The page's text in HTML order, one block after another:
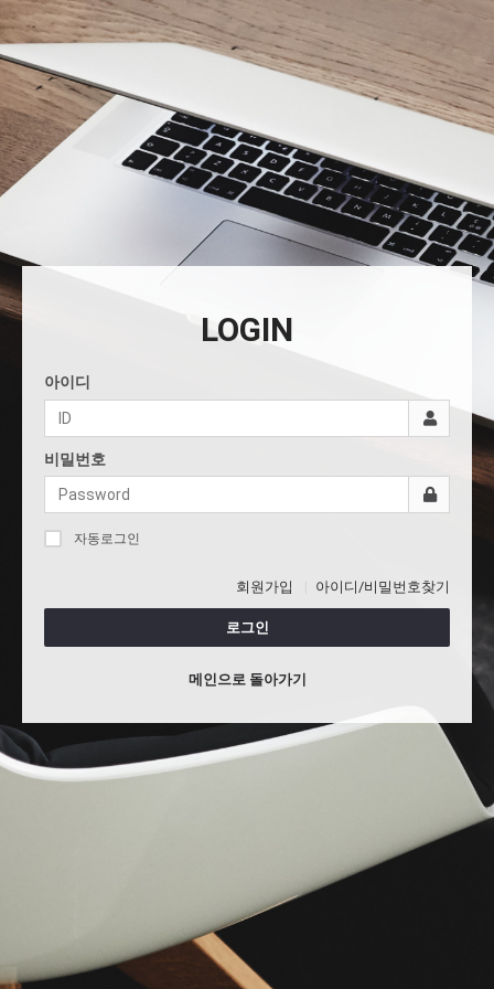
LOGIN
아이디
비밀번호
자동로그인
회원가입 아이디/비밀번호찾기
로그인
메인으로 돌아가기